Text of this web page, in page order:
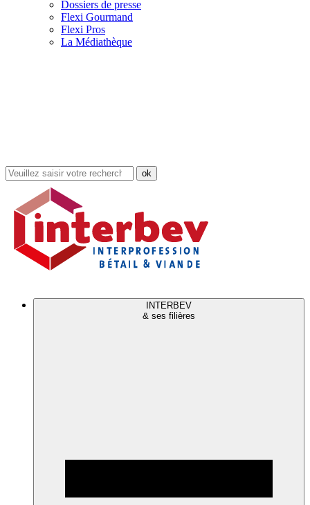
Dossiers de presse
Flexi Gourmand
Flexi Pros
La Médiathèque
Rechercher
dans
site
INTERBEV
& ses filières